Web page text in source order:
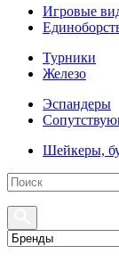
Игровые
Турники
Железо
Эспандеры
Шейкеры,